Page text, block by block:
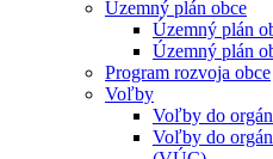
Územný plán obce
Územný plán
Územný plán
Program rozvoja obce
Voľby
Voľby do
Voľby do